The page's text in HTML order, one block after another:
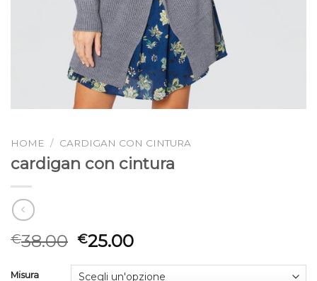
HOME / CARDIGAN CON CINTURA
cardigan con cintura
€38.00 €25.00
Misura